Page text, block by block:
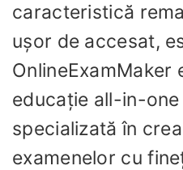
caracteristică
ușor de accesat,
educație all-in-
specializată în
examenelor cu